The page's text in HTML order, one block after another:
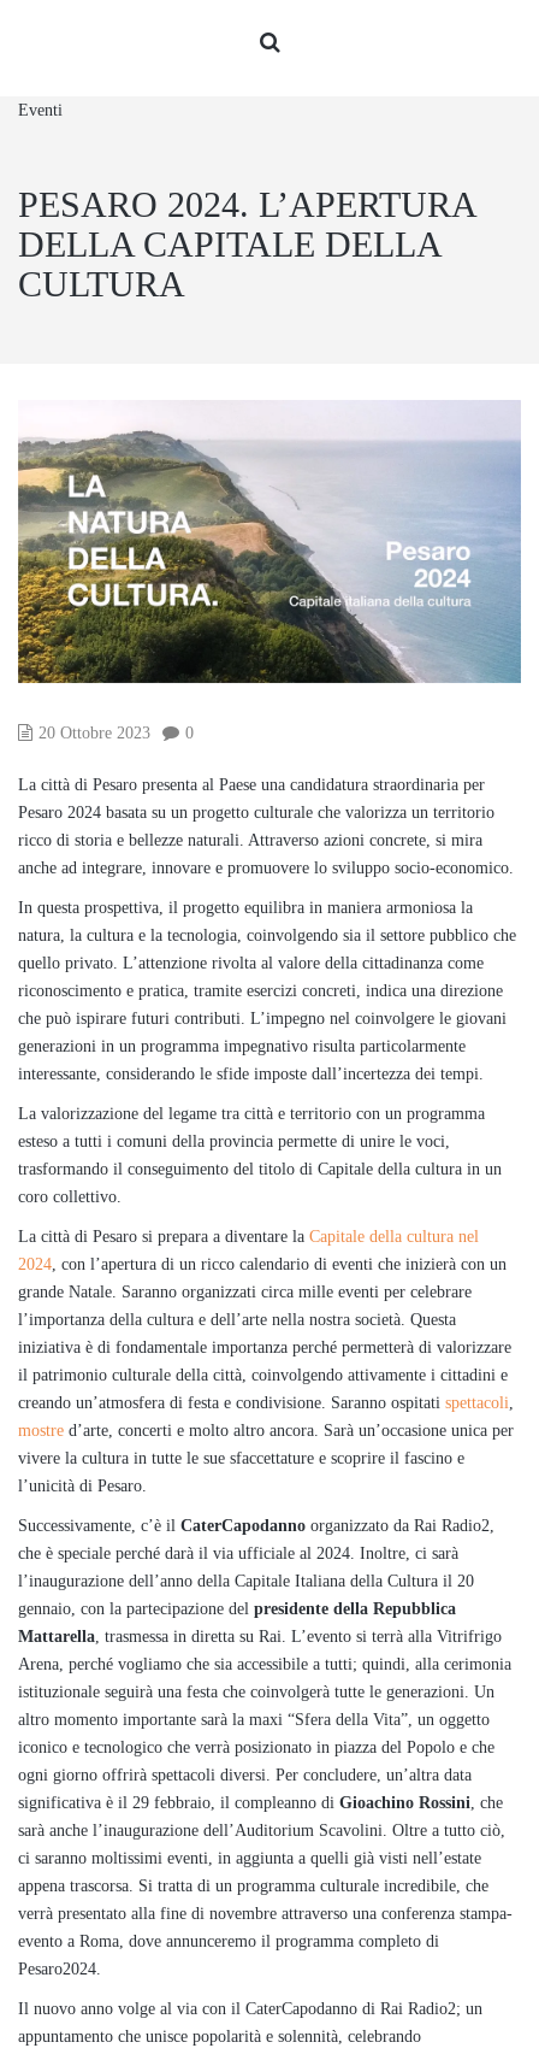
Eventi
PESARO 2024. L’APERTURA
DELLA CAPITALE DELLA
CULTURA
20 Ottobre 2023 0
La città di Pesaro presenta al Paese una candidatura straordinaria per
Pesaro 2024 basata su un progetto culturale che valorizza un territorio
ricco di storia e bellezze naturali. Attraverso azioni concrete, si mira
anche ad integrare, innovare e promuovere lo sviluppo socio-economico.
In questa prospettiva, il progetto equilibra in maniera armoniosa la
natura, la cultura e la tecnologia, coinvolgendo sia il settore pubblico che
quello privato. L’attenzione rivolta al valore della cittadinanza come
riconoscimento e pratica, tramite esercizi concreti, indica una direzione
che può ispirare futuri contributi. L’impegno nel coinvolgere le giovani
generazioni in un programma impegnativo risulta particolarmente
interessante, considerando le sfide imposte dall’incertezza dei tempi.
La valorizzazione del legame tra città e territorio con un programma
esteso a tutti i comuni della provincia permette di unire le voci,
trasformando il conseguimento del titolo di Capitale della cultura in un
coro collettivo.
La città di Pesaro si prepara a diventare la Capitale della cultura nel
2024, con l’apertura di un ricco calendario di eventi che inizierà con un
grande Natale. Saranno organizzati circa mille eventi per celebrare
l’importanza della cultura e dell’arte nella nostra società. Questa
iniziativa è di fondamentale importanza perché permetterà di valorizzare
il patrimonio culturale della città, coinvolgendo attivamente i cittadini e
creando un’atmosfera di festa e condivisione. Saranno ospitati spettacoli,
mostre d’arte, concerti e molto altro ancora. Sarà un’occasione unica per
vivere la cultura in tutte le sue sfaccettature e scoprire il fascino e
l’unicità di Pesaro.
Successivamente, c’è il CaterCapodanno organizzato da Rai Radio2,
che è speciale perché darà il via ufficiale al 2024. Inoltre, ci sarà
l’inaugurazione dell’anno della Capitale Italiana della Cultura il 20
gennaio, con la partecipazione del presidente della Repubblica
Mattarella, trasmessa in diretta su Rai. L’evento si terrà alla Vitrifrigo
Arena, perché vogliamo che sia accessibile a tutti; quindi, alla cerimonia
istituzionale seguirà una festa che coinvolgerà tutte le generazioni. Un
altro momento importante sarà la maxi “Sfera della Vita”, un oggetto
iconico e tecnologico che verrà posizionato in piazza del Popolo e che
ogni giorno offrirà spettacoli diversi. Per concludere, un’altra data
significativa è il 29 febbraio, il compleanno di Gioachino Rossini, che
sarà anche l’inaugurazione dell’Auditorium Scavolini. Oltre a tutto ciò,
ci saranno moltissimi eventi, in aggiunta a quelli già visti nell’estate
appena trascorsa. Si tratta di un programma culturale incredibile, che
verrà presentato alla fine di novembre attraverso una conferenza stampa-
evento a Roma, dove annunceremo il programma completo di
Pesaro2024.
Il nuovo anno volge al via con il CaterCapodanno di Rai Radio2; un
appuntamento che unisce popolarità e solennità, celebrando